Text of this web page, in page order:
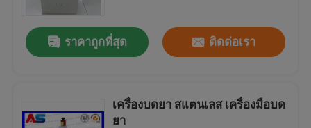
ราคาถูกที่สุด ติดต่อเรา
เครื่องบดยา สแตนเลส เครื่องมือบด
ยา